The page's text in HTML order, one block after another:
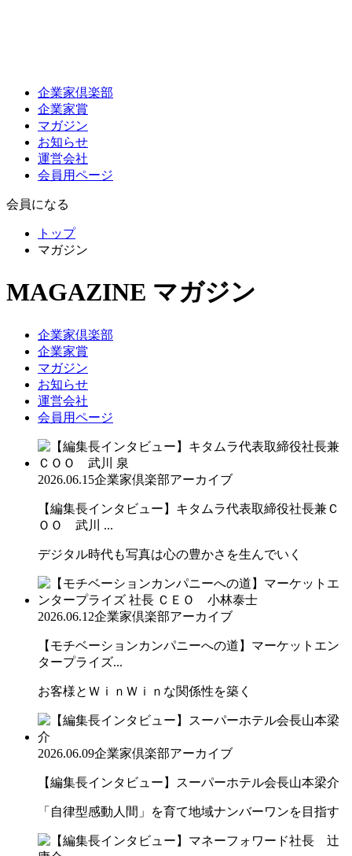
企業家倶楽部
企業家賞
マガジン
お知らせ
運営会社
会員用ページ
会員になる
トップ
マガジン
MAGAZINE マガジン
企業家倶楽部
企業家賞
マガジン
お知らせ
運営会社
会員用ページ
2026.06.15企業家倶楽部アーカイブ
【編集長インタビュー】キタムラ代表取締役社長兼Ｃ
ＯＯ 武川 ...
デジタル時代も写真は心の豊かさを生んでいく
2026.06.12企業家倶楽部アーカイブ
【モチベーションカンパニーへの道】マーケットエン
タープライズ...
お客様とＷｉｎＷｉｎな関係性を築く
2026.06.09企業家倶楽部アーカイブ
【編集長インタビュー】スーパーホテル会長山本梁介
「自律型感動人間」を育て地域ナンバーワンを目指す